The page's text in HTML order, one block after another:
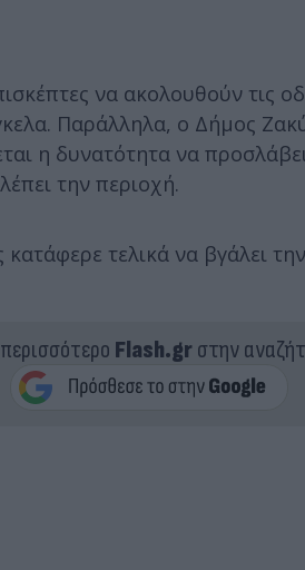
να ακολουθούν τις
Παράλληλα, ο Δήμος
η δυνατότητα να
την περιοχή.
τελικά να βγάλει
Flash.grστην